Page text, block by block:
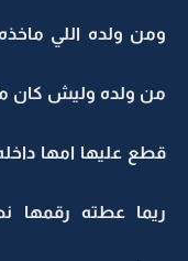
ومن ولده اللي
من ولده وليش كان
قطع عليها امها
ريما عطته رقمها